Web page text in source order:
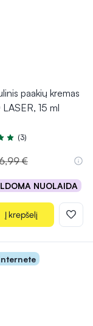
paakių kremas
15 ml
4.7 iš 5
(3)
€
NUOLAIDA
Į krepšelį